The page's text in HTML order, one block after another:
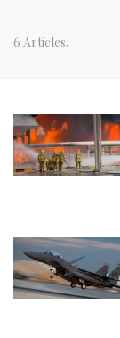
6 Articles.